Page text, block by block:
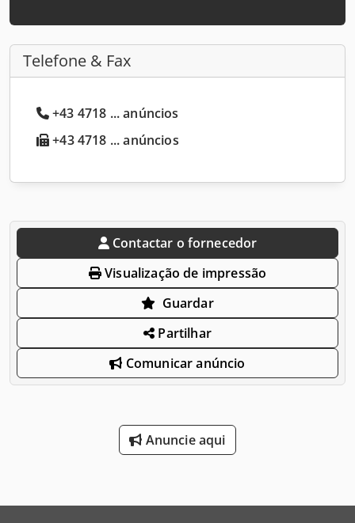
Telefone & Fax
+43 4718 ... anúncios
+43 4718 ... anúncios
Contactar o fornecedor
Visualização de impressão
Guardar
Partilhar
Comunicar anúncio
Anuncie aqui